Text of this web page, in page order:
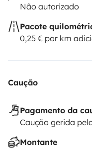
Não autorizado
Pacote
0,25 € por km
Caução
Pagamento da
Caução gerida
Montante